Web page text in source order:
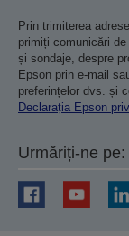
Prin trimiterea
primiți comunicări
și sondaje, despre
Epson prin e-mail
preferințelor dvs. și
Declarația Epson
Urmăriți-ne pe: